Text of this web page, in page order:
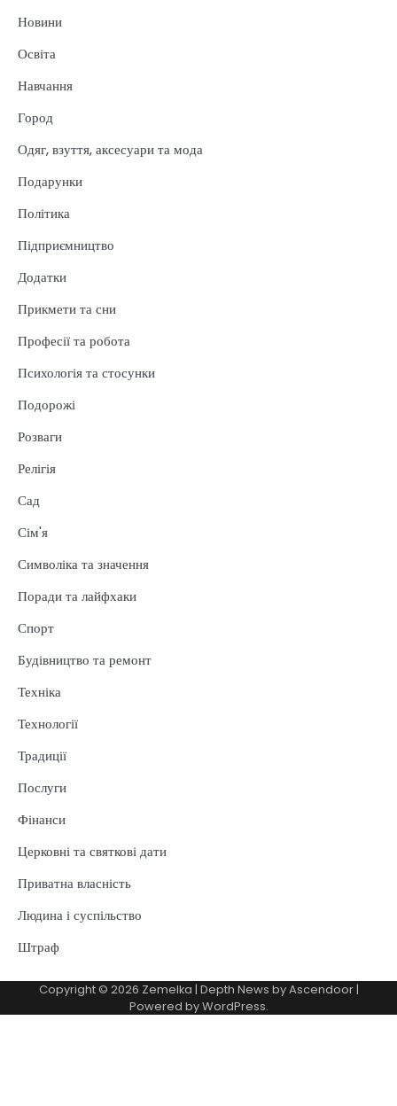
Новини
Освіта
Навчання
Город
Одяг, взуття, аксесуари та мода
Подарунки
Політика
Підприємництво
Додатки
Прикмети та сни
Професії та робота
Психологія та стосунки
Подорожі
Розваги
Релігія
Сад
Сім'я
Символіка та значення
Поради та лайфхаки
Спорт
Будівництво та ремонт
Техніка
Технології
Традиції
Послуги
Фінанси
Церковні та святкові дати
Приватна власність
Людина і суспільство
Штраф
Copyright © 2026 Zemelka | Depth News byAscendoor|
Powered byWordPress.